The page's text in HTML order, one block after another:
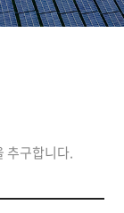
추구합니다.